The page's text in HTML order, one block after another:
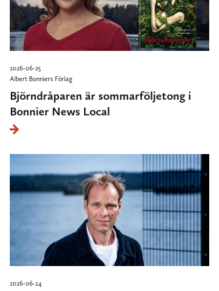
2026-06-25
Albert Bonniers Förlag
Björndråparen är sommarföljetong i
Bonnier News Local
2026-06-24